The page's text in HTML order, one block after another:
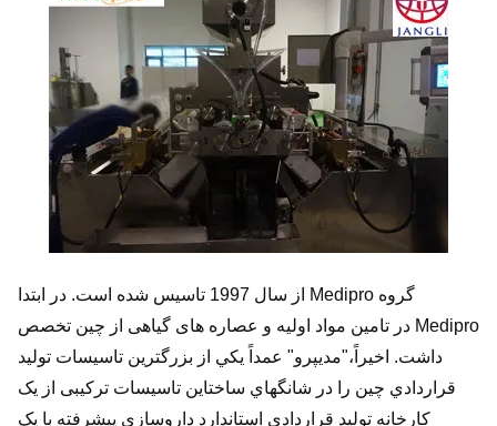
گروه Medipro از سال 1997 تاسیس شده است. در ابتدا
Medipro در تامین مواد اولیه و عصاره های گیاهی از چین تخصص
داشت. اخیراً،"مديپرو" عمداً يکي از بزرگترين تاسيسات توليد
قراردادي چين را در شانگهاي ساختاین تاسیسات ترکیبی از یک
کارخانه تولید قراردادی استاندارد داروسازی پیشرفته با یک